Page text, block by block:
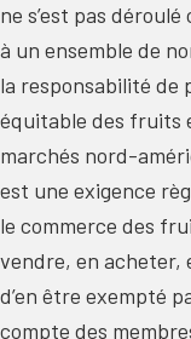
ne s’est pas
à un ensemble de
la responsabilité de
équitable des fruits
marchés nord-
est une exigence
le commerce des
vendre, en acheter,
d’en être exempté
compte des